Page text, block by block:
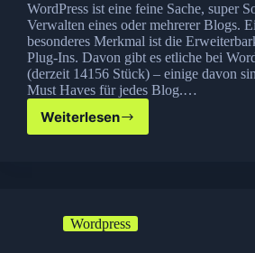
WordPress ist eine feine Sache, super
Verwalten eines oder mehrerer Blogs.
besonderes Merkmal ist die
Plug-Ins. Davon gibt es etliche bei
(derzeit 14156 Stück) – einige davon
Must Haves für jedes Blog.…
Weiterlesen
Top
Plug-
Wordpress